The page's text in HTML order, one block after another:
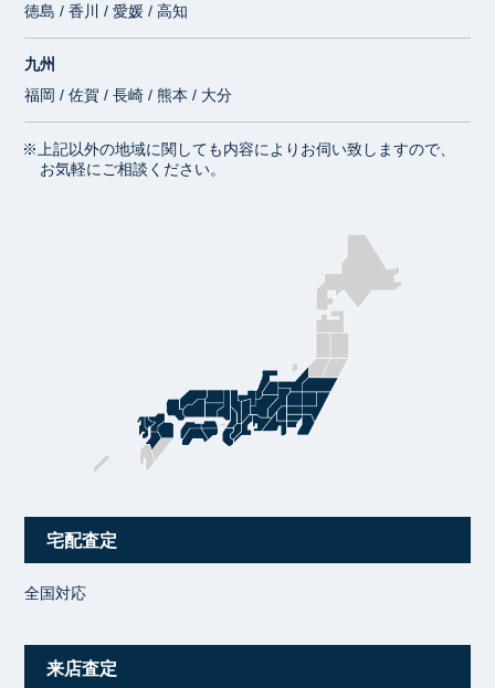
徳島 / 香川 / 愛媛 / 高知
九州
福岡 / 佐賀 / 長崎 / 熊本 / 大分
※上記以外の地域に関しても内容によりお伺い致しますので、
お気軽にご相談ください。
宅配査定
全国対応
来店査定